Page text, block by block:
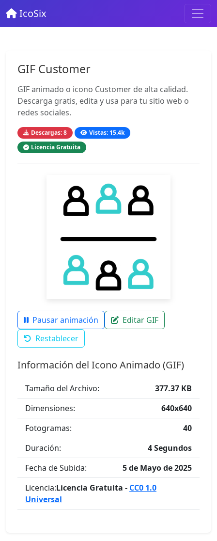
IcoSix
GIF Customer
GIF animado o icono Customer de alta calidad.
Descarga gratis, edita y usa para tu sitio web o
redes sociales.
Descargas: 8
Vistas: 15.4k
Licencia Gratuita
Pausar animación
Editar GIF
Restablecer
Información del Icono Animado (GIF)
Tamaño del Archivo:
377.37 KB
Dimensiones:
640x640
Fotogramas:
40
Duración:
4 Segundos
Fecha de Subida:
5 de Mayo de 2025
Licencia:Licencia Gratuita - CC0 1.0
Universal